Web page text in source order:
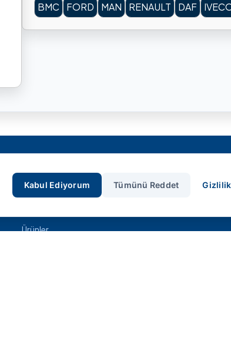
BMC FORD MAN RENAULT DAF
Hızlı Erişim
Ürünler
Kabul Ediyorum Tümünü Reddet